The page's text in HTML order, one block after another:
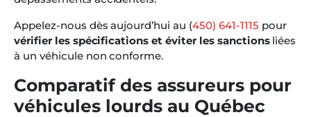
Appelez-nous dès aujourd’hui au (450) 641-1115 pour
vérifier les spécifications et éviter les sanctionsliées
à un véhicule non conforme.
Comparatif des assureurs pour
véhicules lourds au Québec